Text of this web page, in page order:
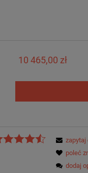
10 465,00 zł
zapytaj
poleć
dodaj